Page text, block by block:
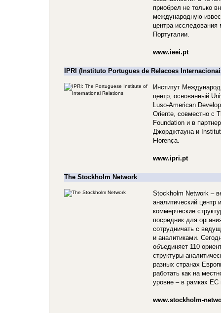
приобрел не только
международную
центра
Португалии.
www.ieei.pt
IPRI (Instituto Portugues de Relacoes
Институт
центр, основанный
Luso-American
Oriente, совместно с
Foundation и в
Джорджтауна и
Florença.
www.ipri.pt
The Stockholm Network
Stockholm Network –
аналитический центр
коммерческие
посредник для
сотрудничать с
и аналитиками.
объединяет 110
структуры
разных странах
работать как на
уровне – в рамках ЕС
www.stockholm-